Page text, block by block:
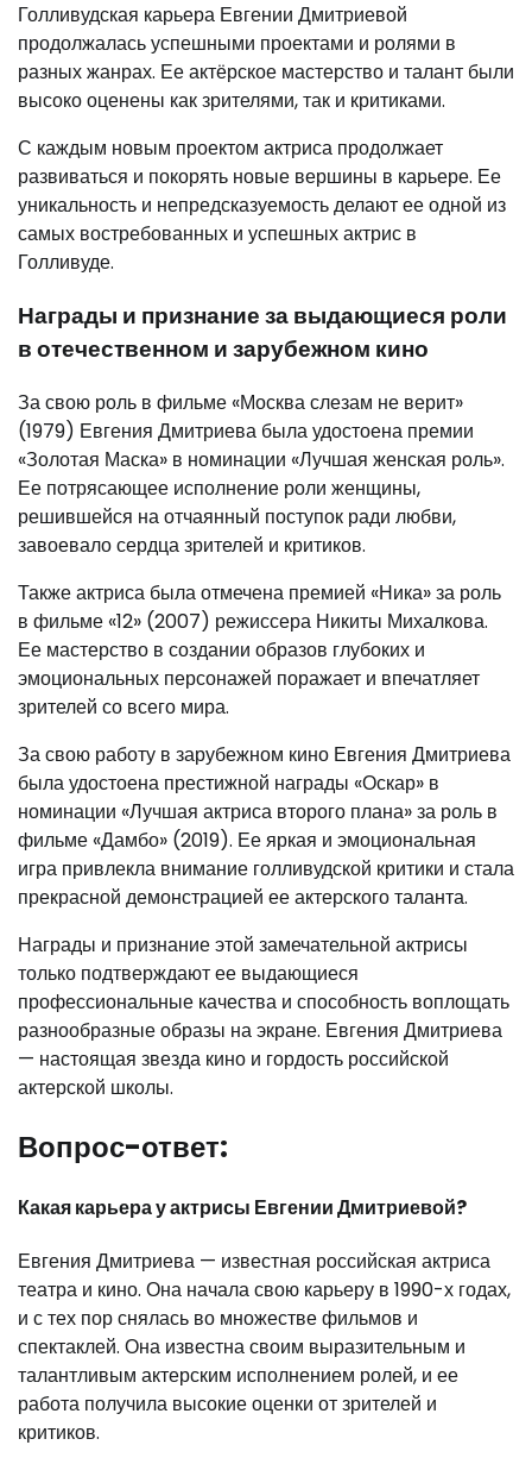
Голливудская карьера Евгении Дмитриевой
продолжалась успешными проектами и ролями в
разных жанрах. Ее актёрское мастерство и талант были
высоко оценены как зрителями, так и критиками.
С каждым новым проектом актриса продолжает
развиваться и покорять новые вершины в карьере. Ее
уникальность и непредсказуемость делают ее одной из
самых востребованных и успешных актрис в
Голливуде.
Награды и признание за выдающиеся роли
в отечественном и зарубежном кино
За свою роль в фильме «Москва слезам не верит»
(1979) Евгения Дмитриева была удостоена премии
«Золотая Маска» в номинации «Лучшая женская роль».
Ее потрясающее исполнение роли женщины,
решившейся на отчаянный поступок ради любви,
завоевало сердца зрителей и критиков.
Также актриса была отмечена премией «Ника» за роль
в фильме «12» (2007) режиссера Никиты Михалкова.
Ее мастерство в создании образов глубоких и
эмоциональных персонажей поражает и впечатляет
зрителей со всего мира.
За свою работу в зарубежном кино Евгения Дмитриева
была удостоена престижной награды «Оскар» в
номинации «Лучшая актриса второго плана» за роль в
фильме «Дамбо» (2019). Ее яркая и эмоциональная
игра привлекла внимание голливудской критики и стала
прекрасной демонстрацией ее актерского таланта.
Награды и признание этой замечательной актрисы
только подтверждают ее выдающиеся
профессиональные качества и способность воплощать
разнообразные образы на экране. Евгения Дмитриева
— настоящая звезда кино и гордость российской
актерской школы.
Вопрос-ответ:
Какая карьера у актрисы Евгении Дмитриевой?
Евгения Дмитриева — известная российская актриса
театра и кино. Она начала свою карьеру в 1990-х годах,
и с тех пор снялась во множестве фильмов и
спектаклей. Она известна своим выразительным и
талантливым актерским исполнением ролей, и ее
работа получила высокие оценки от зрителей и
критиков.